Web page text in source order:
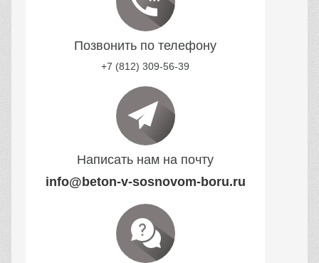
Позвонить по телефону
+7 (812) 309-56-39
Написать нам на почту
info@beton-v-sosnovom-boru.ru